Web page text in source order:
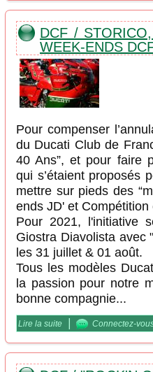
DCF /
WEEK-ENDS
Pour compenser
du Ducati Club de
40 Ans”, et pour faire
qui s’étaient proposés
mettre sur pieds des
ends JD' et Compétition
Pour 2021, l'initiative
Giostra Diavolista avec
les 31 juillet & 01 août.
Tous les modèles
la passion pour notre
bonne compagnie...
Lire la suite de DCF / Storico, des
Connectez-